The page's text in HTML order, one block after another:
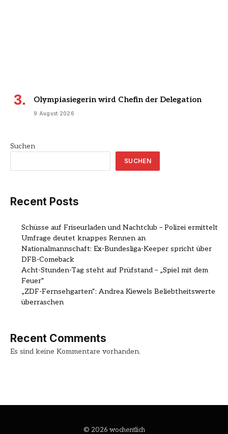
Olympiasiegerin wird Chefin der Delegation
9 August 2026
Suchen
SUCHEN
Recent Posts
Schüsse auf Friseurladen und Nachtclub – Polizei ermittelt
Umfrage deutet knappes Rennen an
Nationalmannschaft: Ex-Bundesliga-Keeper spricht über
DFB-Comeback
Acht-Stunden-Tag steht auf Prüfstand – „Spiel mit dem
Feuer“
„ZDF-Fernsehgarten“: Andrea Kiewels Beliebtheitswerte
überraschen
Recent Comments
Es sind keine Kommentare vorhanden.
© 2026 wochentlich